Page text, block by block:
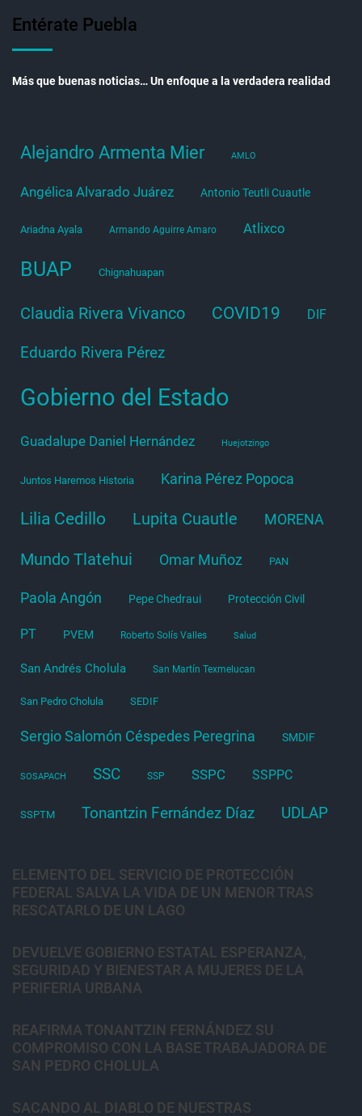
Entérate Puebla
Más que buenas noticias… Un enfoque a la verdadera realidad
Alejandro Armenta Mier AMLO
Angélica Alvarado Juárez Antonio Teutli Cuautle
Ariadna Ayala Armando Aguirre Amaro Atlixco
BUAP Chignahuapan
Claudia Rivera Vivanco COVID19 DIF
Eduardo Rivera Pérez
Gobierno del Estado
Guadalupe Daniel Hernández Huejotzingo
Juntos Haremos Historia Karina Pérez Popoca
Lilia Cedillo Lupita Cuautle MORENA
Mundo Tlatehui Omar Muñoz PAN
Paola Angón Pepe Chedraui Protección Civil
PT PVEM Roberto Solís Valles Salud
San Andrés Cholula San Martín Texmelucan
San Pedro Cholula SEDIF
Sergio Salomón Céspedes Peregrina SMDIF
SOSAPACH SSC SSP SSPC SSPPC
SSPTM Tonantzin Fernández Díaz UDLAP
ELEMENTO DEL SERVICIO DE PROTECCIÓN
FEDERAL SALVA LA VIDA DE UN MENOR TRAS
RESCATARLO DE UN LAGO
DEVUELVE GOBIERNO ESTATAL ESPERANZA,
SEGURIDAD Y BIENESTAR A MUJERES DE LA
PERIFERIA URBANA
REAFIRMA TONANTZIN FERNÁNDEZ SU
COMPROMISO CON LA BASE TRABAJADORA DE
SAN PEDRO CHOLULA
SACANDO AL DIABLO DE NUESTRAS